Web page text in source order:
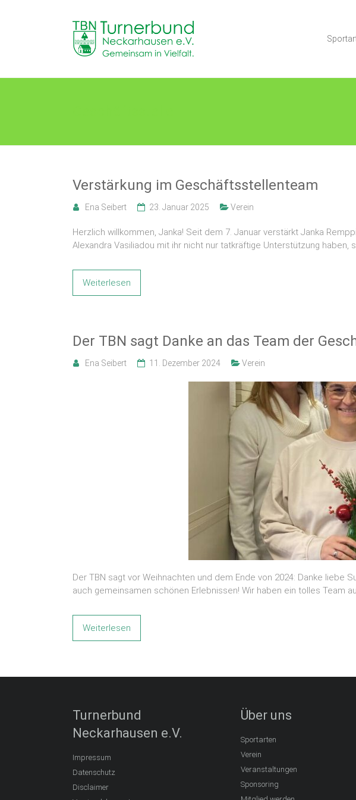
TB
Neckarhausen
in
Verstärkung im Geschäftsstellenteam
Ena Seibert 23. Januar 2025 Verein
Herzlich willkommen, Janka! Seit dem 7. Januar verstärkt Janka
Alexandra Vasiliadou mit ihr nicht nur tatkräftige Unterstützung
Weiterlesen
Der TBN sagt Danke an das Team der
Ena Seibert 11. Dezember 2024 Verein
Der TBN sagt vor Weihnachten und dem Ende von 2024: Danke liebe
auch gemeinsamen schönen Erlebnissen! Wir haben ein tolles Team
Weiterlesen
Turnerbund
Neckarhausen e.V.
Impressum
Datenschutz
Disclaimer
Über uns
Sportarten
Verein
Veranstaltungen
Sponsoring